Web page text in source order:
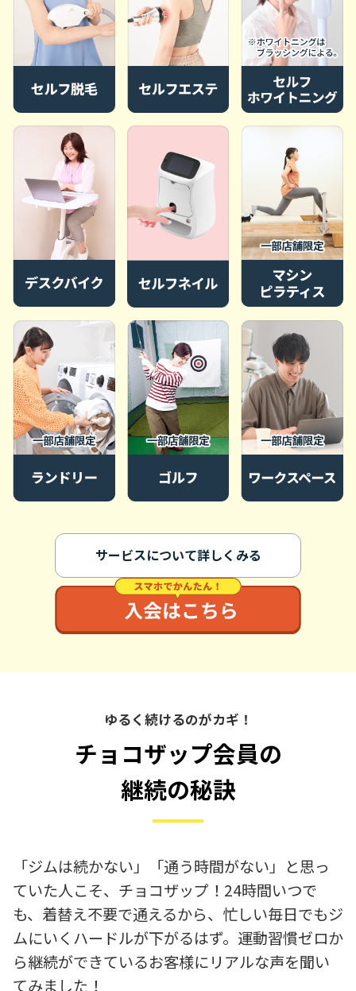
サービスについて詳しくみる
ゆるく続けるのがカギ！
チョコザップ会員の
継続の秘訣
「ジムは続かない」「通う時間がない」と思っ
ていた人こそ、チョコザップ！24時間いつで
も、着替え不要で通えるから、忙しい毎日でもジ
ムにいくハードルが下がるはず。運動習慣ゼロか
ら継続ができているお客様にリアルな声を聞い
てみました！